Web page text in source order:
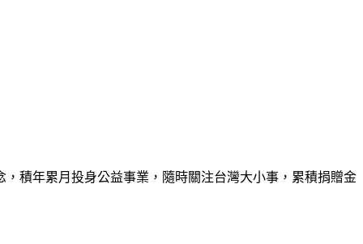
積年累月投身公益事業，隨時關注台灣大小事，累積捐贈金